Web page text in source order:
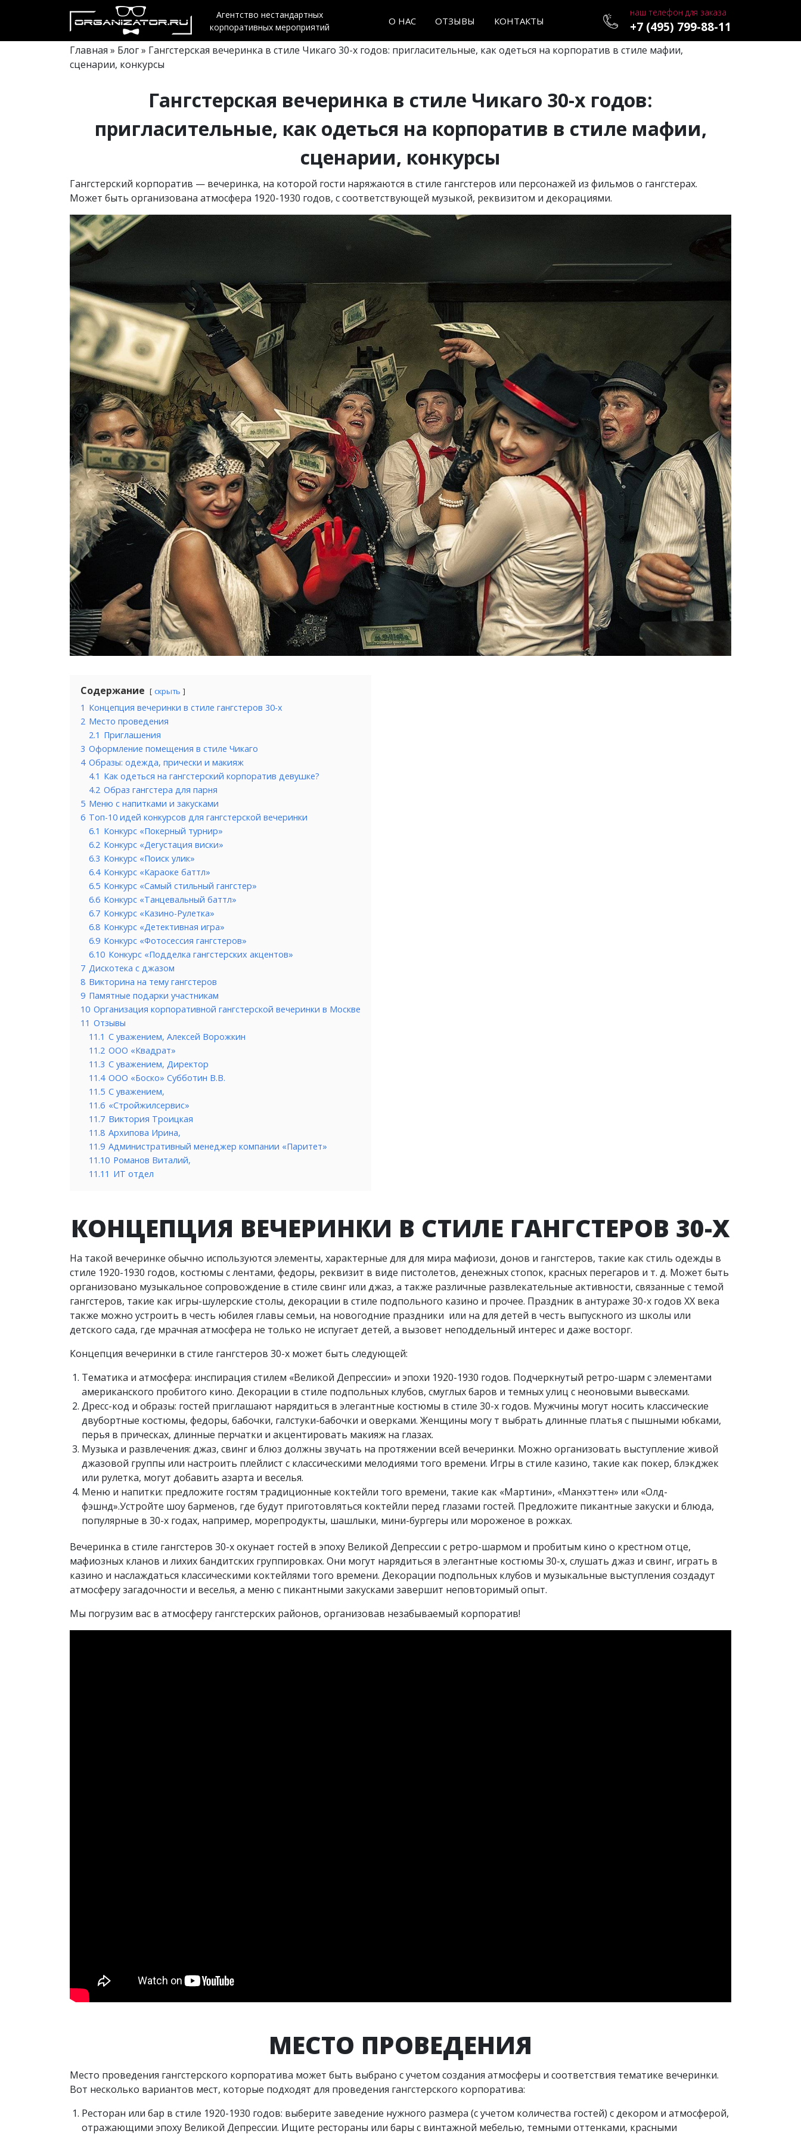
Агентство нестандартных
корпоративных мероприятий
О НАС ОТЗЫВЫ КОНТАКТЫ
наш телефон для заказа
+7 (495) 799-88-11
Главная » Блог» Гангстерская вечеринка в стиле Чикаго 30-х годов: пригласительные, как одеться на корпоратив в стиле мафии,
сценарии, конкурсы
Гангстерская вечеринка в стиле Чикаго 30-х годов:
пригласительные, как одеться на корпоратив в стиле мафии,
сценарии, конкурсы
Гангстерский корпоратив — вечеринка, на которой гости наряжаются в стиле гангстеров или персонажей из фильмов о гангстерах.
Может быть организована атмосфера 1920-1930 годов, с соответствующей музыкой, реквизитом и декорациями.
Содержание скрыть
1 Концепция вечеринки в стиле гангстеров 30-х
2 Место проведения
2.1 Приглашения
3 Оформление помещения в стиле Чикаго
4 Образы: одежда, прически и макияж
4.1 Как одеться на гангстерский корпоратив девушке?
4.2 Образ гангстера для парня
5 Меню с напитками и закусками
6 Топ-10 идей конкурсов для гангстерской вечеринки
6.1 Конкурс «Покерный турнир»
6.2 Конкурс «Дегустация виски»
6.3 Конкурс «Поиск улик»
6.4 Конкурс «Караоке баттл»
6.5 Конкурс «Самый стильный гангстер»
6.6 Конкурс «Танцевальный баттл»
6.7 Конкурс «Казино-Рулетка»
6.8 Конкурс «Детективная игра»
6.9 Конкурс «Фотосессия гангстеров»
6.10 Конкурс «Подделка гангстерских акцентов»
7 Дискотека с джазом
8 Викторина на тему гангстеров
9 Памятные подарки участникам
10 Организация корпоративной гангстерской вечеринки в Москве
11 Отзывы
11.1 С уважением, Алексей Ворожкин
11.2 ООО «Квадрат»
11.3 С уважением, Директор
11.4 ООО «Боско» Субботин В.В.
11.5 С уважением,
11.6 «Стройжилсервис»
11.7 Виктория Троицкая
11.8 Архипова Ирина,
11.9 Административный менеджер компании «Паритет»
11.10 Романов Виталий,
11.11 ИТ отдел
КОНЦЕПЦИЯ ВЕЧЕРИНКИ В СТИЛЕ ГАНГСТЕРОВ 30-Х
На такой вечеринке обычно используются элементы, характерные для для мирa мафиози, донов и гангстеров, такие как стиль одежды в
стиле 1920-1930 годов, костюмы с лентами, федоры, реквизит в виде пистолетов, денежных стопок, красных перегаров и т. д. Может быть
организовано музыкальное сопровождение в стиле свинг или джаз, а также различные развлекательные активности, связанные с темой
гангстеров, такие как игры-шулерские столы, декорации в стиле подпольного казино и прочее. Праздник в антураже 30-х годов ХХ века
также можно устроить в честь юбилея главы семьи, на новогодние праздники или на для детей в честь выпускного из школы или
детского сада, где мрачная атмосфера не только не испугает детей, а вызовет неподдельный интерес и даже восторг.
Концепция вечеринки в стиле гангстеров 30-х может быть следующей:
Тематика и атмосфера: инспирация стилем «Великой Депрессии» и эпохи 1920-1930 годов. Подчеркнутый ретро-шарм с элементами
американского пробитого кино. Декорации в стиле подпольных клубов, смуглых баров и темных улиц с неоновыми вывесками.
Дресс-код и образы: гостей приглашают нарядиться в элегантные костюмы в стиле 30-х годов. Мужчины могут носить классические
двубортные костюмы, федоры, бабочки, галстуки-бабочки и оверками. Женщины могу т выбрать длинные платья с пышными юбками,
перья в прическах, длинные перчатки и акцентировать макияж на глазах.
Музыка и развлечения: джаз, свинг и блюз должны звучать на протяжении всей вечеринки. Можно организовать выступление живой
джазовой группы или настроить плейлист с классическими мелодиями того времени. Игры в стиле казино, такие как покер, блэкджек
или рулетка, могут добавить азарта и веселья.
Меню и напитки: предложите гостям традиционные коктейли того времени, такие как «Мартини», «Манхэттен» или «Олд-
фэшнд».Устройте шоу барменов, где будут приготовляться коктейли перед глазами гостей. Предложите пикантные закуски и блюда,
популярные в 30-х годах, например, морепродукты, шашлыки, мини-бургеры или мороженое в рожках.
Вечеринка в стиле гангстеров 30-х окунает гостей в эпоху Великой Депрессии с ретро-шармом и пробитым кино о крестном отце,
мафиозных кланов и лихих бандитских группировках. Они могут нарядиться в элегантные костюмы 30-х, слушать джаз и свинг, играть в
казино и наслаждаться классическими коктейлями того времени. Декорации подпольных клубов и музыкальные выступления создадут
атмосферу загадочности и веселья, а меню с пикантными закусками завершит неповторимый опыт.
Мы погрузим вас в атмосферу гангстерских районов, организовав незабываемый корпоратив!
МЕСТО ПРОВЕДЕНИЯ
Место проведения гангстерского корпоратива может быть выбрано с учетом создания атмосферы и соответствия тематике вечеринки.
Вот несколько вариантов мест, которые подходят для проведения гангстерского корпоратива:
Ресторан или бар в стиле 1920-1930 годов: выберите заведение нужного размера (с учетом количества гостей) с декором и атмосферой,
отражающими эпоху Великой Депрессии. Ищите рестораны или бары с винтажной мебелью, темными оттенками, красными